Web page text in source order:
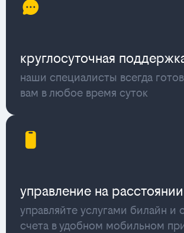
круглосуточная
наши специалисты всегда
вам в любое время суток
управление на расстоянии
управляйте услугами билайн и
счета в удобном мобильном